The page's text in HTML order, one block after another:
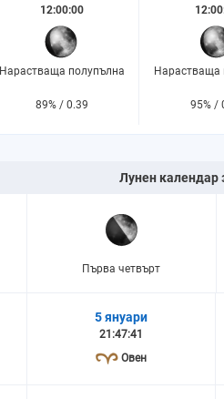
12:00:00
Нарастваща полупълна
89% / 0.39
Нарастваща
95% /
Лунен календар
Първа четвърт
5 януари
21:47:41
Овен